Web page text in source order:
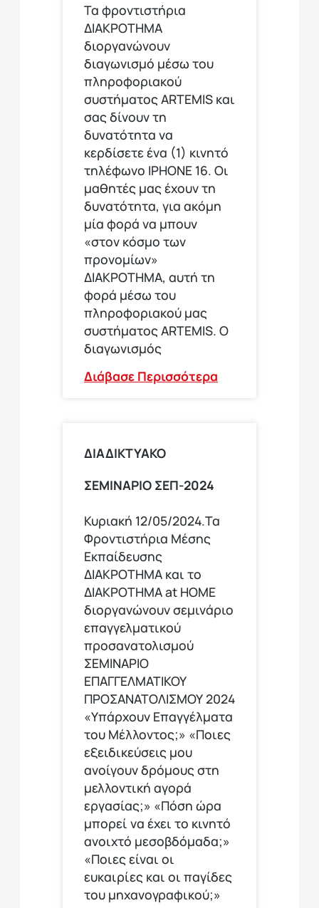
Τα φροντιστήρια
ΔΙΑΚΡΟΤΗΜΑ
διοργανώνουν
διαγωνισμό μέσω του
πληροφοριακού
συστήματος ARTEMIS και
σας δίνουν τη
δυνατότητα να
κερδίσετε ένα (1) κινητό
τηλέφωνο ΙΡΗΟΝΕ 16. Οι
μαθητές μας έχουν τη
δυνατότητα, για ακόμη
μία φορά να μπουν
«στον κόσμο των
προνομίων»
ΔΙΑΚΡΟΤΗΜΑ, αυτή τη
φορά μέσω του
πληροφοριακού μας
συστήματος ARTEMIS. Ο
διαγωνισμός
Διάβασε Περισσότερα
ΔΙΑΔΙΚΤΥΑΚΟ
ΣΕΜΙΝΑΡΙΟ ΣΕΠ-2024
Κυριακή 12/05/2024.Τα
Φροντιστήρια Μέσης
Εκπαίδευσης
ΔΙΑΚΡΟΤΗΜΑ και το
ΔΙΑΚΡΟΤΗΜΑ at HOME
διοργανώνουν σεμινάριο
επαγγελματικού
προσανατολισμού
ΣΕΜΙΝΑΡΙΟ
ΕΠΑΓΓΕΛΜΑΤΙΚΟΥ
ΠΡΟΣΑΝΑΤΟΛΙΣΜΟΥ 2024
«Υπάρχουν Επαγγέλματα
του Μέλλοντος;» «Ποιες
εξειδικεύσεις μου
ανοίγουν δρόμους στη
μελλοντική αγορά
εργασίας;» «Πόση ώρα
μπορεί να έχει το κινητό
ανοιχτό μεσοβδόμαδα;»
«Ποιες είναι οι
ευκαιρίες και οι παγίδες
του μηχανογραφικού;»